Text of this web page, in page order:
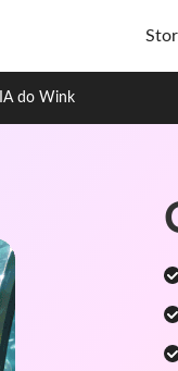
do Wink